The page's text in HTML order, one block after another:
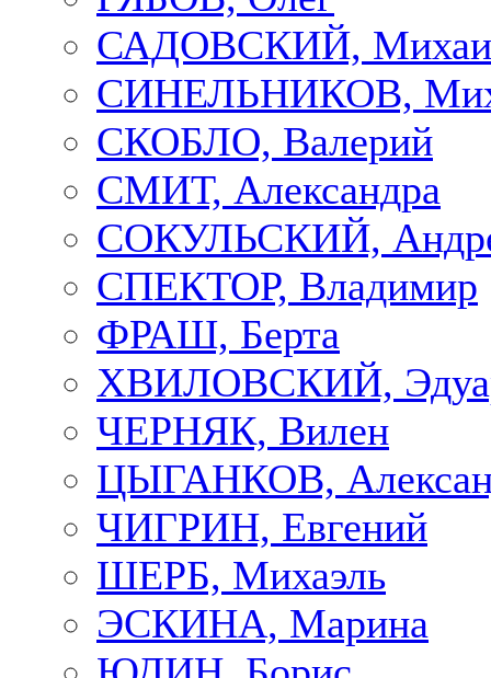
САДОВСКИЙ,
СИНЕЛЬНИКОВ,
СКОБЛО, Валерий
СМИТ, Александра
СОКУЛЬСКИЙ,
СПЕКТОР, Владимир
ФРАШ, Берта
ХВИЛОВСКИЙ,
ЧЕРНЯК, Вилен
ЦЫГАНКОВ,
ЧИГРИН, Евгений
ШЕРБ, Михаэль
ЭСКИНА, Марина